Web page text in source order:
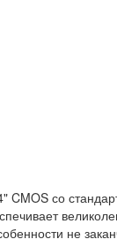
CMOS со
не